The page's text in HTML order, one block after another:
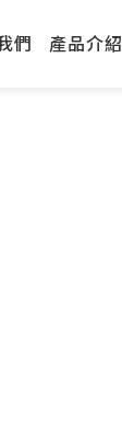
們 產品介紹